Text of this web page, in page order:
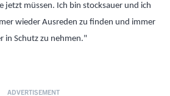
jetzt müssen. Ich bin stocksauer und ich
wieder Ausreden zu finden und immer
in Schutz zu nehmen."